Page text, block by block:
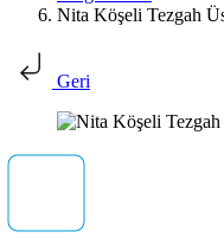
Nita Köşeli Tezgah
Geri